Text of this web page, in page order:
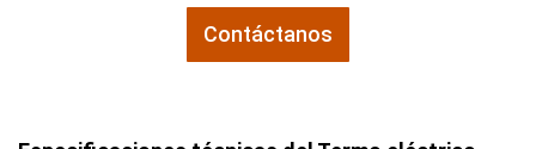
Contáctanos